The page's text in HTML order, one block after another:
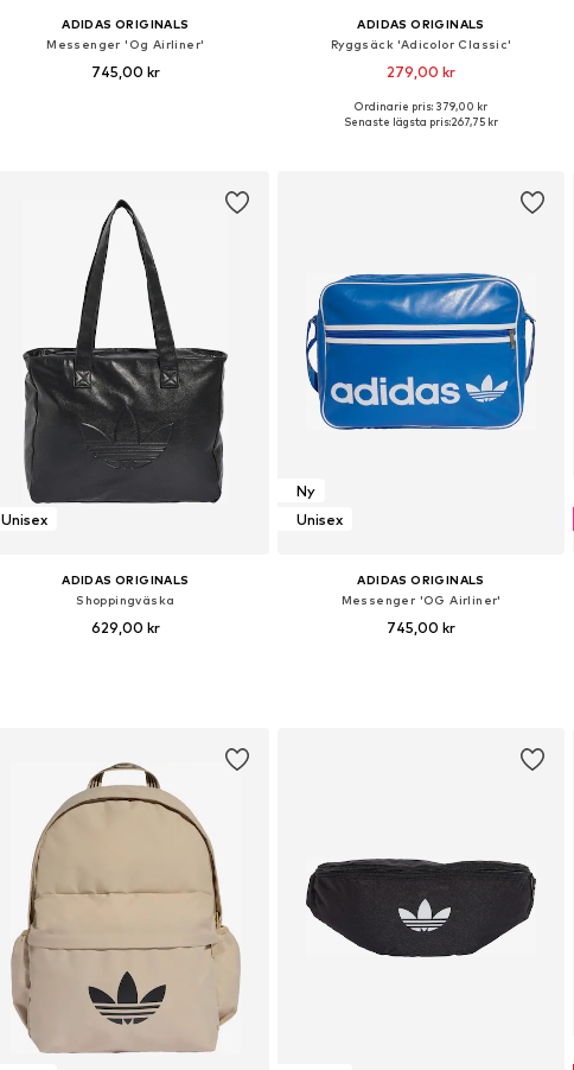
ADIDAS ORIGINALS
Messenger 'Og Airliner'
745,00 kr
ADIDAS ORIGINALS
Ryggsäck 'Adicolor Classic'
279,00 kr
Tillgängliga storlekar: One Size
Ordinarie pris: 379,00 kr
Senaste lägsta pris:267,75 kr
Unisex
ADIDAS ORIGINALS
Shoppingväska
629,00 kr
Ny
Unisex
ADIDAS ORIGINALS
Messenger 'OG Airliner'
745,00 kr